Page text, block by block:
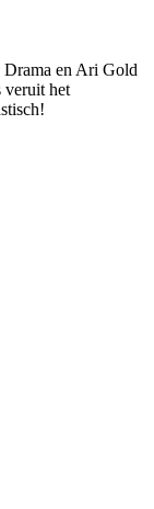
Drama en Ari Gold
veruit het